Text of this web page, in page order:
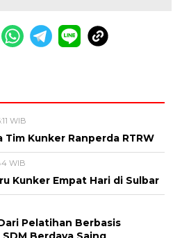
WIB
Tim Kunker Ranperda RTRW
WIB
Kunker Empat Hari di Sulbar
Pelatihan Berbasis
Berdaya Saing